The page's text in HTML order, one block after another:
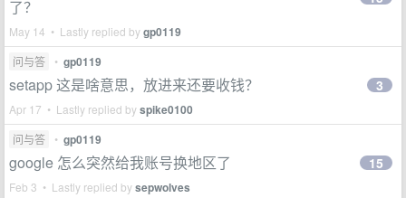
了？
May 14 • Lastly replied bygp0119
问与答 • gp0119
setapp 这是啥意思，放进来还要收钱？
Apr 17 • Lastly replied byspike0100
3
问与答 • gp0119
google 怎么突然给我账号换地区了
Feb 3 • Lastly replied bysepwolves
15